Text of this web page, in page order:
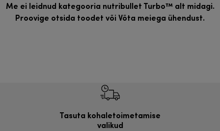
Me ei leidnud kategooria nutribullet Turbo™ alt midagi.
Proovige otsida toodet või Võta meiega ühendust.
Tasuta kohaletoimetamise
valikud